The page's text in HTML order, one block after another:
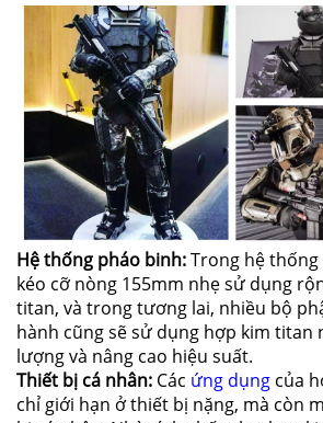
Hệ thống pháo binh:Trong hệ
kéo cỡ nòng 155mm nhẹ sử dụng
titan, và trong tương lai, nhiều bộ
hành cũng sẽ sử dụng hợp kim titan
lượng và nâng cao hiệu suất.
Thiết bị cá nhân: Các ứng dụng của
chỉ giới hạn ở thiết bị nặng, mà còn